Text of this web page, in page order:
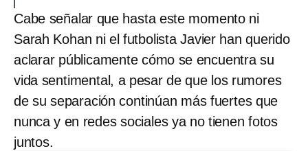
Cabe señalar que hasta este momento ni
Sarah Kohan ni el futbolista Javier han querido
aclarar públicamente cómo se encuentra su
vida sentimental, a pesar de que los rumores
de su separación continúan más fuertes que
nunca y en redes sociales ya no tienen fotos
juntos.